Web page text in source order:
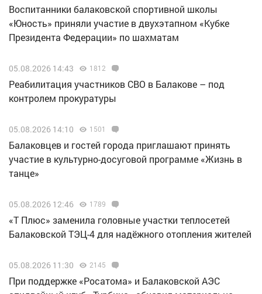
Воспитанники балаковской спортивной школы
«Юность» приняли участие в двухэтапном «Кубке
Президента Федерации» по шахматам
05.08.2026 14:43 1812
Реабилитация участников СВО в Балакове – под
контролем прокуратуры
05.08.2026 14:10 1501
Балаковцев и гостей города приглашают принять
участие в культурно-досуговой программе «Жизнь в
танце»
05.08.2026 12:46 1789
«Т Плюс» заменила головные участки теплосетей
Балаковской ТЭЦ-4 для надёжного отопления жителей
05.08.2026 11:30 2145
При поддержке «Росатома» и Балаковской АЭС